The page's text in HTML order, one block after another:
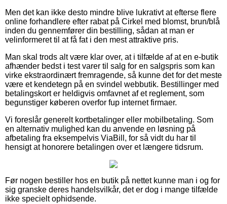
Men det kan ikke desto mindre blive lukrativt at efterse flere
online forhandlere efter rabat på Cirkel med blomst, brun/blå
inden du gennemfører din bestilling, sådan at man er
velinformeret til at få fat i den mest attraktive pris.
Man skal trods alt være klar over, at i tilfælde af at en e-butik
afhænder bedst i test varer til salg for en salgspris som kan
virke ekstraordinært fremragende, så kunne det for det meste
være et kendetegn på en svindel webbutik. Bestillinger med
betalingskort er heldigvis omfavnet af et reglement, som
begunstiger køberen overfor fup internet firmaer.
Vi foreslår generelt kortbetalinger eller mobilbetaling. Som
en alternativ mulighed kan du anvende en løsning på
afbetaling fra eksempelvis ViaBill, for så vidt du har til
hensigt at honorere betalingen over et længere tidsrum.
Før nogen bestiller hos en butik på nettet kunne man i og for
sig granske deres handelsvilkår, det er dog i mange tilfælde
ikke specielt ophidsende.